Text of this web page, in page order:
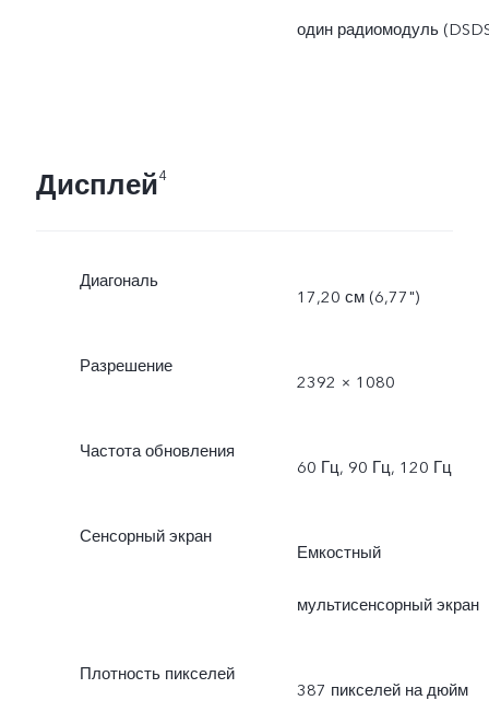
Мьянма, Пакистан,
один радиомодуль
Дисплей4
Диагональ
17,20 см (6,77")
Разрешение
2392 × 1080
Частота обновления
60 Гц, 90 Гц, 120 Гц
Сенсорный экран
Емкостный
мультисенсорный экран
Плотность пикселей
387 пикселей на дюйм